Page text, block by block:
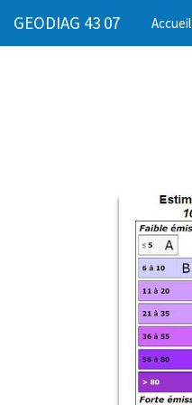
GEODIAG 43 07 Accueil